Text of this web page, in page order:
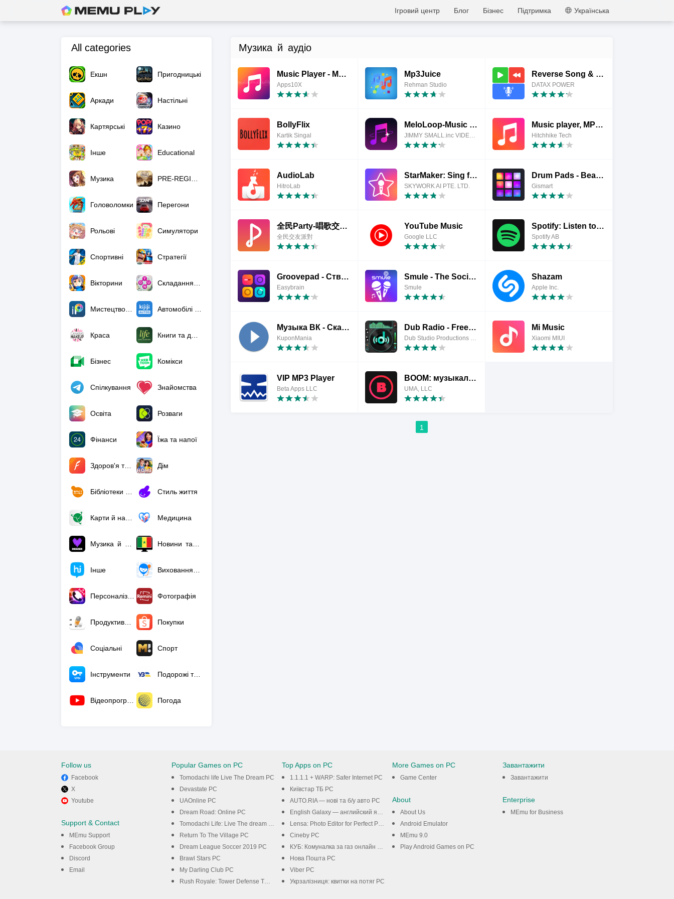
MEmu
Українська
Підтримка
Бізнес
Блог
Ігровий центр
Музика й аудіо
Music Player - MP3 Player
Apps10X
Mp3Juice
Rehman Studio
Reverse Song & Voice Challenge
DATAX POWER
BollyFlix
Kartik Singal
MeloLoop-Music Player&Offline
JIMMY SMALL.inc VIDEOSTORY
Music player, MP3 Player
Hitchhike Tech
AudioLab
HitroLab
StarMaker: Sing free Karaoke, Record music videos
SKYWORK AI PTE. LTD.
Drum Pads - Beat Maker Go
Gismart
全民Party-唱歌交友軟體,免費K歌交友app,火爆的社交平台
全民交友派對
YouTube Music
Google LLC
Spotify: Listen to music
Spotify AB
Groovepad - Створення музики й ритмів
Easybrain
Smule - The Social Singing App
Smule
Shazam
Apple Inc.
Музыка ВК - Скачать и Слушать
KuponMania
Dub Radio - Free Internet Music, News & Sports
Dub Studio Productions - Top Music Apps
Mi Music
Xiaomi MIUI
VIP MP3 Player
Beta Apps LLC
BOOM: музыкальный плеер
UMA, LLC
1
All categories
Екшн Пригодницькі
Аркади Настільні
Картярські Казино
Інше Educational
Музика
Головоломки Перегони
Рольові Симулятори
Спортивні Стратегії
Вікторини
Краса
Бізнес Комікси
Спілкування Знайомства
Освіта Розваги
Фінанси Їжа та напої
Здоров'я та спорт Дім
Стиль життя
Медицина
Інше
Фотографія
Покупки
Соціальні Спорт
Інструменти Подорожі та місцева інформація
Погода
Follow us
Facebook
X
Youtube
Support & Contact
MEmu Support
Facebook Group
Discord
Email
Popular Games on PC
Tomodachi life Live The Dream PC
Devastate PC
UAOnline PC
Dream Road: Online PC
Tomodachi Life: Live The dream PC
Return To The Village PC
Dream League Soccer 2019 PC
Brawl Stars PC
My Darling Club PC
Rush Royale: Tower Defense TD PC
Top Apps on PC
1.1.1.1 + WARP: Safer Internet PC
Київстар TБ PC
AUTO.RIA — нові та б/у авто PC
English Galaxy — английский язык бесплатно PC
Lensa: Photo Editor for Perfect Pictures PC
Cineby PC
КУБ: Комуналка за газ онлайн PC
Нова Пошта PC
Viber PC
Укрзалізниця: квитки на потяг PC
More Games on PC
Game Center
About
About Us
Android Emulator
MEmu 9.0
Play Android Games on PC
Завантажити
Завантажити
Enterprise
MEmu for Business